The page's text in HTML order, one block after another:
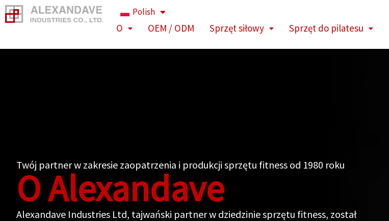
Przejdź
do
Polish
O OEM / ODM Sprzęt siłowy Sprzęt do pilatesu
Twój partner w zakresie zaopatrzenia i produkcji sprzętu fitness od 1980 roku
O Alexandave
Alexandave Industries Ltd, tajwański partner w dziedzinie sprzętu fitness, został